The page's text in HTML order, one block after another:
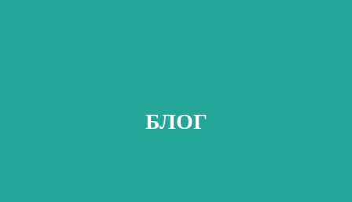
БЛОГ